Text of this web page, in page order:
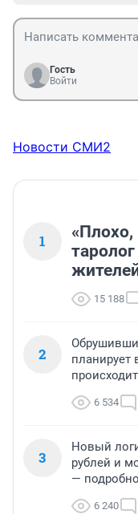
Гость
Войти
Новости СМИ2
1
«Плохо,
15 188
2
планирует
6 534
3
Новый
рублей и
—
6 240